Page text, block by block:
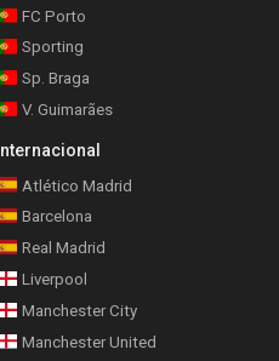
FC Porto
Sporting
Sp. Braga
V. Guimarães
Internacional
Atlético Madrid
Barcelona
Real Madrid
Liverpool
Manchester City
Manchester United